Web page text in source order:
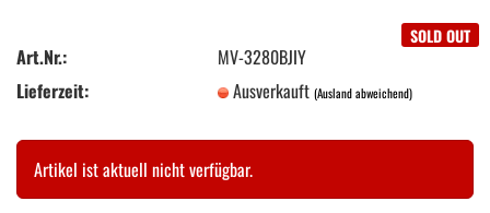
SOLD OUT
Art.Nr.:
MV-3280BJIY
Lieferzeit:
Ausverkauft(Ausland abweichend)
Artikel ist aktuell nicht verfügbar.